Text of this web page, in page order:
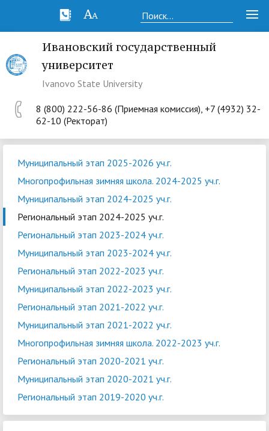
Ивановский государственный
университет
Ivanovo State University
8 (800) 222-56-86 (Приемная комиссия), +7 (4932) 32-
62-10 (Ректорат)
Муниципальный этап 2025-2026 уч.г.
Многопрофильная зимняя школа. 2024-2025 уч.г.
Муниципальный этап 2024-2025 уч.г.
Региональный этап 2024-2025 уч.г.
Региональный этап 2023-2024 уч.г.
Муниципальный этап 2023-2024 уч.г.
Региональный этап 2022-2023 уч.г.
Муниципальный этап 2022-2023 уч.г.
Региональный этап 2021-2022 уч.г.
Муниципальный этап 2021-2022 уч.г.
Многопрофильная зимняя школа. 2022-2023 уч.г.
Региональный этап 2020-2021 уч.г.
Муниципальный этап 2020-2021 уч.г.
Региональный этап 2019-2020 уч.г.